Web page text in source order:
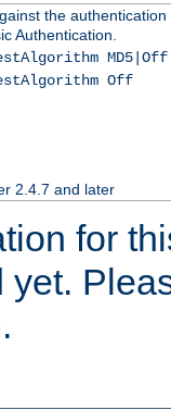
the
Authentication.
MD5|Off
Off
2.4.7 and later
for
yet.